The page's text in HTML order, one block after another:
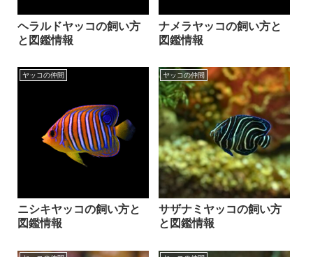
ヘラルドヤッコの飼い方
と図鑑情報
ナメラヤッコの飼い方と
図鑑情報
ヤッコの仲間
ニシキヤッコの飼い方と
図鑑情報
ヤッコの仲間
サザナミヤッコの飼い方
と図鑑情報